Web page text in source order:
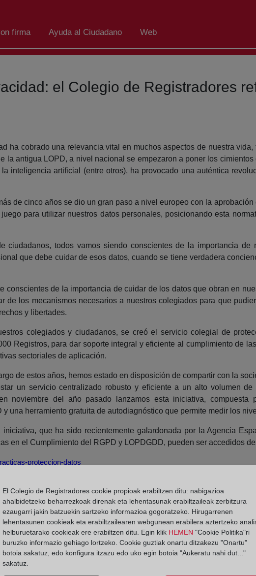
firma Ayuda al Ciudadano Web
el Colegio de Registradores
ha cobrado una relevancia vital en muchos aspectos de nuestra
la antigua LOPD, a nivel nacional se empezaron a poner los
inteligencia artificial (entre otros), ha provocado una auténtica
de cinco años se dio un gran paso a nivel europeo con la
para utilizar nuestros datos personales, posicionando esta
ciudadanos, todos vamos siendo conscientes de la importancia
que debe cuidar de esos datos, cuando se tiene verdadera
conscientes de la importancia de cuidar de los datos que obran en
de los mecanismos necesarios a nuestros colegiados para que
y libertades.
colegiados y ciudadanos, se creó el servicio colegial de
Registros, para dar soporte integral y eficiente al cumplimiento de
sectoriales de aplicación.
de estos años, hemos estado en disposición de compartir con la
un servicio centralizado robusto y eficiente a un alto volumen de
noviembre del año pasado lanzamos esta iniciativa,
una herramiento gratuita de autodiagnóstico que permite medir los
que ha sido recientemente galardonada por la Agencia
en el Cumplimiento del RGPD y LOPDGDD, pueden ser accedidos
proteccion-datos
Privacidad del CORPME.
El Colegio de Registradores cookie propioak erabiltzen ditu: nabigazioa
ahalbidetzeko beharrezkoak direnak eta lehentasunak erabiltzaileak zerbitzura
ezaugarri jakin batzuekin sartzeko informazioa gogoratzeko. Hirugarrenen
lehentasunen cookieak eta erabiltzailearen webgunean erabilera aztertzeko
helburuetarako cookieak ere erabiltzen ditu. Egin klik HEMEN "Cookie Politika"ri
buruzko informazio gehiago lortzeko. Cookie guztiak onartu ditzakezu "Onartu"
botoia sakatuz, edo konfigura itzazu edo uko egin botoia "Aukeratu nahi dut..."
sakatuz.